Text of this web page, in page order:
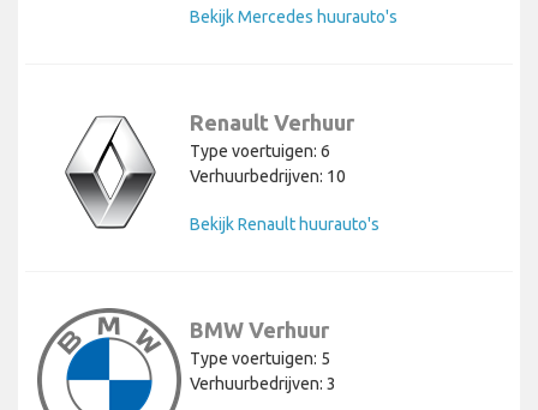
Bekijk Mercedes huurauto's
Renault Verhuur
Type voertuigen: 6
Verhuurbedrijven: 10
Bekijk Renault huurauto's
BMW Verhuur
Type voertuigen: 5
Verhuurbedrijven: 3